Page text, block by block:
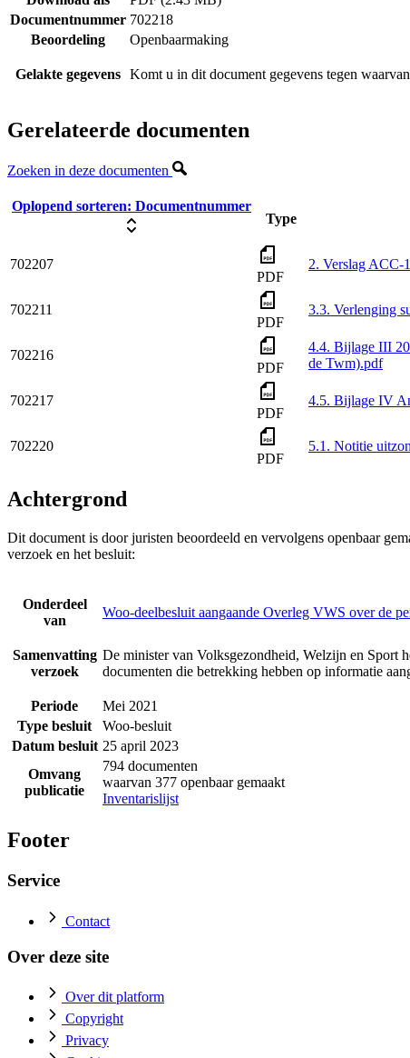
Documentnummer 702218
Beoordeling
Openbaarmaking
Gelakte gegevens Komt u in dit document gegevens tegen
Gerelateerde documenten
Zoeken in deze documenten
Oplopend sorteren: Documentnummer
Type
702207
PDF
2. Verslag ACC-
702211
PDF
3.3. Verlenging
702216
PDF
4.4. Bijlage III
de Twm).pdf
702217
PDF
4.5. Bijlage IV
702220
PDF
5.1. Notitie
Achtergrond
Dit document is door juristen beoordeeld en vervolgens openbaar
verzoek en het besluit:
Onderdeel
van
Woo-deelbesluit aangaande Overleg VWS over de
Samenvatting
verzoek
De minister van Volksgezondheid, Welzijn en Sport
documenten die betrekking hebben op informatie
Periode
Mei 2021
Type besluit
Woo-besluit
Datum besluit 25 april 2023
Omvang
publicatie
794 documenten
waarvan 377 openbaar gemaakt
Inventarislijst
Footer
Service
Contact
Over deze site
Over dit platform
Copyright
Privacy